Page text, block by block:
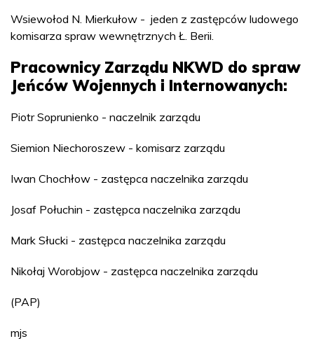
Wsiewołod N. Mierkułow - jeden z zastępców ludowego
komisarza spraw wewnętrznych Ł. Berii.
Pracownicy Zarządu NKWD do spraw
Jeńców Wojennych i Internowanych:
Piotr Soprunienko - naczelnik zarządu
Siemion Niechoroszew - komisarz zarządu
Iwan Chochłow - zastępca naczelnika zarządu
Josaf Połuchin - zastępca naczelnika zarządu
Mark Słucki - zastępca naczelnika zarządu
Nikołaj Worobjow - zastępca naczelnika zarządu
(PAP)
mjs